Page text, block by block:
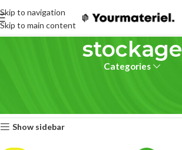
Skip to navigation
Skip to main content
stockage
Categories
Show sidebar